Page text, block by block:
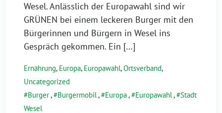
Wesel. Anlässlich der Europawahl sind wir
GRÜNEN bei einem leckeren Burger mit den
Bürgerinnen und Bürgern in Wesel ins
Gespräch gekommen. Ein […]
Ernährung, Europa, Europawahl,Ortsverband,
Uncategorized
Burger, Burgermobil, Europa, Europawahl, Stadt
Wesel